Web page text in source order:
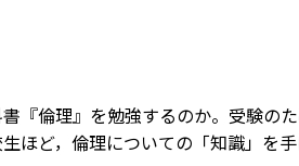
『倫理』を勉強するのか。受験の
ほど，倫理についての「知識」を